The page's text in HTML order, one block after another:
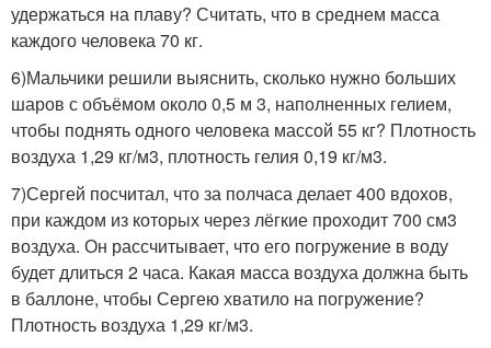
удержаться на плаву? Считать, что в среднем масса
каждого человека 70 кг.
6)Мальчики решили выяснить, сколько нужно больших
шаров с объёмом около 0,5 м 3, наполненных гелием,
чтобы поднять одного человека массой 55 кг? Плотность
воздуха 1,29 кг/м3, плотность гелия 0,19 кг/м3.
7)Сергей посчитал, что за полчаса делает 400 вдохов,
при каждом из которых через лёгкие проходит 700 см3
воздуха. Он рассчитывает, что его погружение в воду
будет длиться 2 часа. Какая масса воздуха должна быть
в баллоне, чтобы Сергею хватило на погружение?
Плотность воздуха 1,29 кг/м3.